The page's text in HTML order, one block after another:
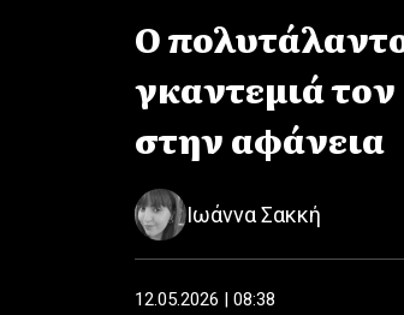
Ο
γκαντεμιά
στην αφάνεια
Ιωάννα Σακκή
12.05.2026 | 08:38